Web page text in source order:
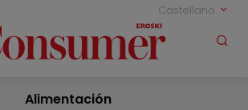
Castellano
Alimentación